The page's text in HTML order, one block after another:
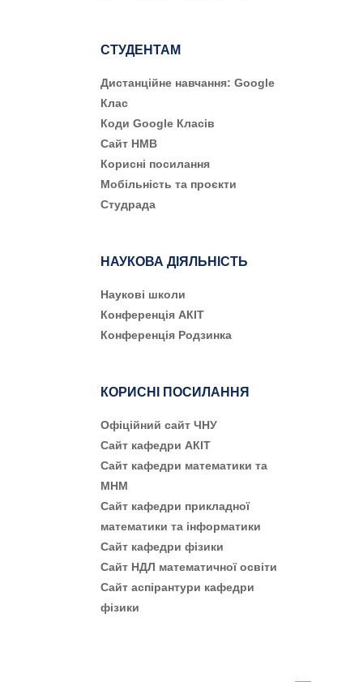
СТУДЕНТАМ
Дистанційне навчання: Google
Клас
Коди Google Класів
Сайт НМВ
Корисні посилання
Мобільність та проєкти
Студрада
НАУКОВА ДІЯЛЬНІСТЬ
Наукові школи
Конференція АКІТ
Конференція Родзинка
КОРИСНІ ПОСИЛАННЯ
Офіційний сайт ЧНУ
Сайт кафедри АКІТ
Сайт кафедри математики та
МНМ
Сайт кафедри прикладної
математики та інформатики
Сайт кафедри фізики
Сайт НДЛ математичної освіти
Сайт аспірантури кафедри
фізики